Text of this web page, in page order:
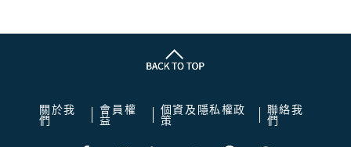
關於我
們
會員權
益
個資及隱私權政
策
聯絡我
們